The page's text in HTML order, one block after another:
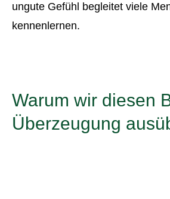
ungute Gefühl begleitet viele
kennenlernen.
Warum wir diesen
Überzeugung